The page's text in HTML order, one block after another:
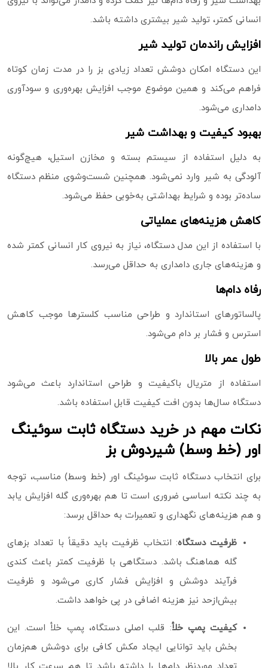
انسانی کمتر، تولید شیر بیشتری داشته باشد.
افزایش راندمان تولید شیر
این دستگاه امکان دوشش تعداد زیادی بز را در مدت زمان کوتاه
فراهم می‌کند و همین موضوع موجب افزایش بهره‌وری و سودآوری
دامداری می‌شود.
بهبود کیفیت و بهداشت شیر
به دلیل استفاده از سیستم بسته و مخازن استیل، هیچ‌گونه
آلودگی به شیر وارد نمی‌شود. همچنین شست‌وشوی منظم دستگاه
ساده‌تر بوده و شرایط بهداشتی به‌خوبی حفظ می‌شود.
کاهش هزینه‌های عملیاتی
با استفاده از این مدل دستگاه، نیاز به نیروی کار انسانی کمتر شده
و هزینه‌های جاری دامداری به حداقل می‌رسد.
رفاه دام‌ها
پالساتورهای استاندارد و طراحی مناسب کلسترها موجب کاهش
استرس و فشار بر دام می‌شود.
طول عمر بالا
استفاده از متریال باکیفیت و طراحی استاندارد باعث می‌شود
دستگاه سال‌ها بدون افت کیفیت قابل استفاده باشد.
نکات مهم در خرید دستگاه ثابت سوئینگ
اور (خط وسط) شیردوش بز
برای انتخاب دستگاه ثابت سوئینگ اور (خط وسط) مناسب، توجه
به چند نکته اساسی ضروری است تا هم بهره‌وری گله افزایش یابد
و هم هزینه‌های نگهداری و تعمیرات به حداقل برسد:
ظرفیت دستگاه: انتخاب ظرفیت باید دقیقاً با تعداد بزهای
گله هماهنگ باشد. دستگاهی با ظرفیت کمتر باعث کندی
فرآیند دوشش و افزایش فشار کاری می‌شود و ظرفیت
بیش‌ازحد نیز هزینه اضافی در پی خواهد داشت.
کیفیت پمپ خلأ: قلب اصلی دستگاه، پمپ خلأ است. این
بخش باید توانایی ایجاد مکش کافی برای دوشش هم‌زمان